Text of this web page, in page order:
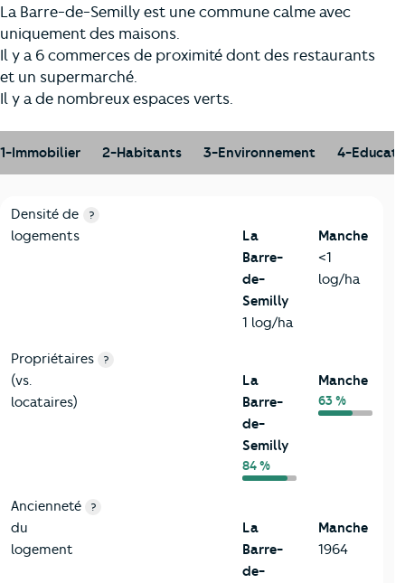
La Barre-de-Semilly est une commune calme avec
uniquement des maisons.
Il y a 6 commerces de proximité dont des restaurants
et un supermarché.
Il y a de nombreux espaces verts.
1-Immobilier 2-Habitants 3-Environnement 4-
1-Immobilier
Critères La Barre-de-Semilly
Densité de
logements
?
La
Barre-
de-
Semilly
1 log/ha
Manche
<1
log/ha
Propriétaires
(vs.
locataires)
?
La
Barre-
de-
Semilly
84 %
Manche
63 %
Ancienneté
du
logement
?
La
Barre-
de-
Manche
1964